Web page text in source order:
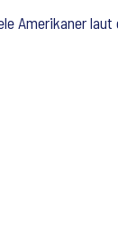
Amerikaner